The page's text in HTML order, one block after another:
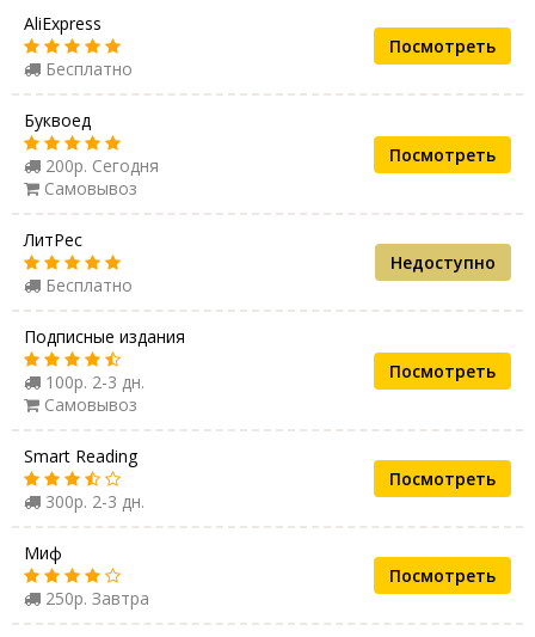
AliExpress
Бесплатно
Посмотреть
Буквоед
200р. Сегодня
Самовывоз
Посмотреть
ЛитРес
Бесплатно
Недоступно
Подписные издания
100р. 2-3 дн.
Самовывоз
Посмотреть
Smart Reading
300р. 2-3 дн.
Посмотреть
Миф
250р. Завтра
Посмотреть